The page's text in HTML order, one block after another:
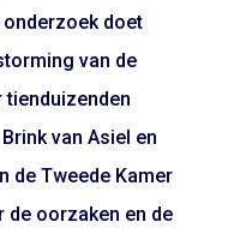
doet
van de
tienduizenden
van Asiel en
de Tweede Kamer
de oorzaken en de